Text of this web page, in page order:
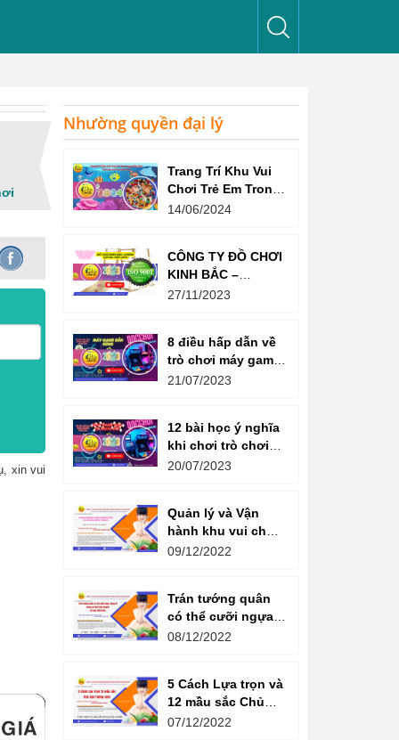
xin vui
Nhường quyền đại lý
Trang Trí Khu Vui
Chơi Trẻ Em Trong
Nhà Như Thế Nào
14/06/2024
CÔNG TY ĐỒ CHƠI
KINH BẮC –
CHỨNG CHỈ ISO
27/11/2023
8 điều hấp dẫn về
trò chơi máy game
bắn súng
21/07/2023
12 bài học ý nghĩa
khi chơi trò chơi
máy game đua xe
20/07/2023
Quản lý và Vận
hành khu vui chơi
giải trí -
amusement parks
09/12/2022
Trán tướng quân
có thể cưỡi ngựa,
Bụng tể tướng có
08/12/2022
5 Cách Lựa trọn và
12 mầu sắc Chủ
đạo Tương sinh
07/12/2022